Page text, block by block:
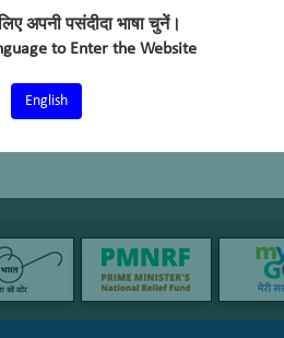
अपनी पसंदीदा भाषा चुनें।
to Enter the Website
English